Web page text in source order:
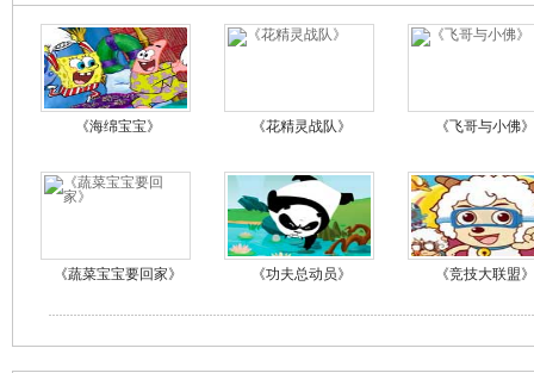
《海绵宝宝》 《花精灵战队》 《飞哥与小佛》
《蔬菜宝宝要回家》 《功夫总动员》 《竞技大联盟》